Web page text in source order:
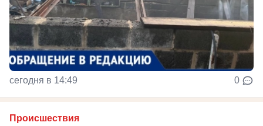
сегодня в 14:49 0
Происшествия